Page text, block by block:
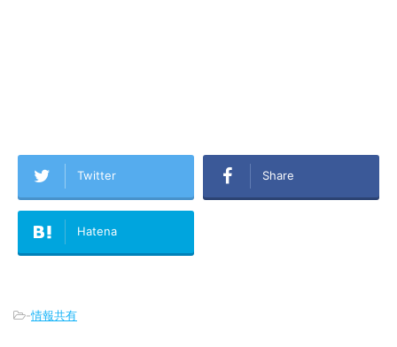
Twitter Share
Hatena
-情報共有